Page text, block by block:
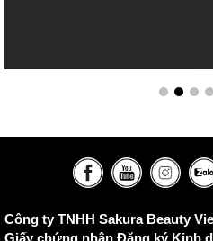
Công ty TNHH Sakura Beauty
Giấy chứng nhận Đăng ký Kinh